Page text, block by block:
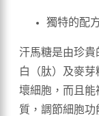
獨特的配
汗馬糖是由珍
白（肽）及麥
壞細胞，而且能
質，調節細胞功